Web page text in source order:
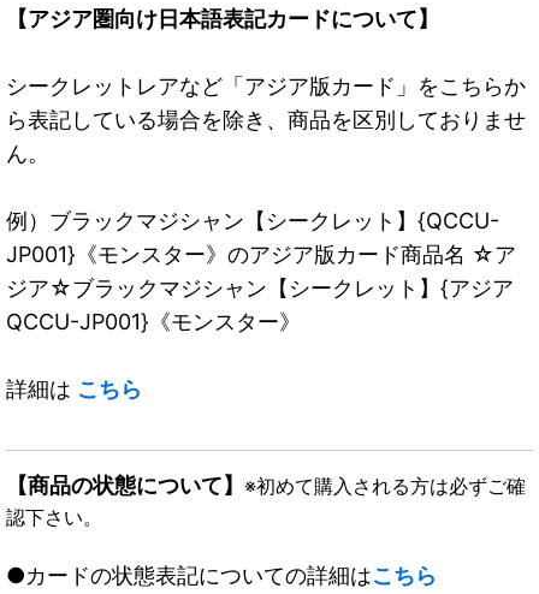
【アジア圏向け日本語表記カードについて】
シークレットレアなど「アジア版カード」をこちらか
ら表記している場合を除き、商品を区別しておりませ
ん。
例）ブラックマジシャン【シークレット】{QCCU-
JP001}《モンスター》のアジア版カード商品名 ☆ア
ジア☆ブラックマジシャン【シークレット】{アジア
QCCU-JP001}《モンスター》
詳細は こちら
【商品の状態について】 ※初めて購入される方は必ずご確
認下さい。
●カードの状態表記についての詳細はこちら